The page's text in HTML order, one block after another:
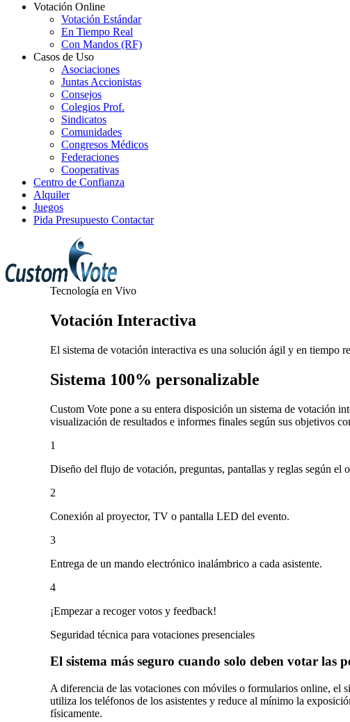
Votación Online
Votación Estándar
En Tiempo Real
Con Mandos (RF)
Casos de Uso
Asociaciones
Juntas Accionistas
Consejos
Colegios Prof.
Sindicatos
Comunidades
Congresos Médicos
Federaciones
Cooperativas
Centro de Confianza
Alquiler
Juegos
Pida Presupuesto Contactar
Tecnología en Vivo
Votación Interactiva
El sistema de votación interactiva es una solución ágil y en tiempo
Sistema 100% personalizable
Custom Vote pone a su entera disposición un sistema de votación
visualización de resultados e informes finales según sus objetivos
1
Diseño del flujo de votación, preguntas, pantallas y reglas según el
2
Conexión al proyector, TV o pantalla LED del evento.
3
Entrega de un mando electrónico inalámbrico a cada asistente.
4
¡Empezar a recoger votos y feedback!
Seguridad técnica para votaciones presenciales
El sistema más seguro cuando solo deben votar las
A diferencia de las votaciones con móviles o formularios online, el
utiliza los teléfonos de los asistentes y reduce al mínimo la
físicamente.